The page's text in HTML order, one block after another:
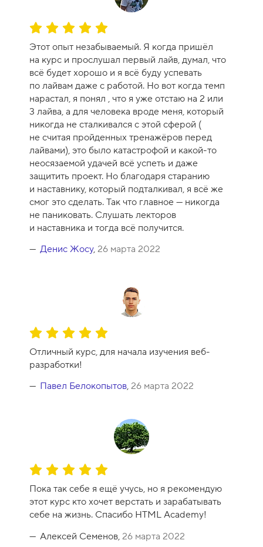
0
О
е
н
к
а
к
у
р
с
а
-
1
0
Этот опыт незабываемый. Я когда пришёл
на курс и прослушал первый лайв, думал, что
всё будет хорошо и я всё буду успевать
по лайвам даже с работой. Но вот когда темп
нарастал, я понял , что я уже отстаю на 2 или
3 лайва, а для человека вроде меня, который
никогда не сталкивался с этой сферой (
не считая пройденных тренажёров перед
лайвами), это было катастрофой и какой-то
неосязаемой удачей всё успеть и даже
защитить проект. Но благодаря старанию
и наставнику, который подталкивал, я всё же
смог это сделать. Так что главное — никогда
не паниковать. Слушать лекторов
и наставника и тогда всё получится.
Денис Жосу, 26 марта 2022
О
ц
е
н
к
-
1
0
Отличный курс, для начала изучения веб-
разработки!
Павел Белокопытов, 26 марта 2022
О
ц
е
н
к
а
Пока так себе я ещё учусь, но я рекомендую
этот курс кто хочет верстать и зарабатывать
себе на жизнь. Спасибо HTML Academy!
Алексей Семенов, 26 марта 2022